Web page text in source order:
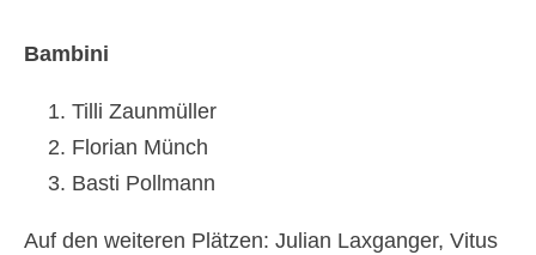
Bambini
Tilli Zaunmüller
Florian Münch
Basti Pollmann
Auf den weiteren Plätzen: Julian Laxganger, Vitus